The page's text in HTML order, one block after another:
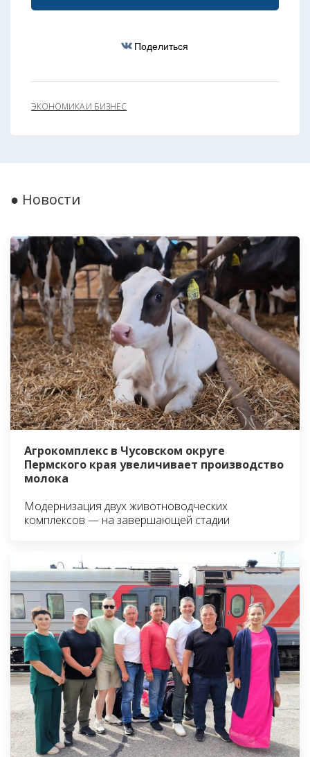
Поделиться
ЭКОНОМИКА И БИЗНЕС
● Новости
Агрокомплекс в Чусовском округе
Пермского края увеличивает производство
молока
Модернизация двух животноводческих
комплексов — на завершающей стадии